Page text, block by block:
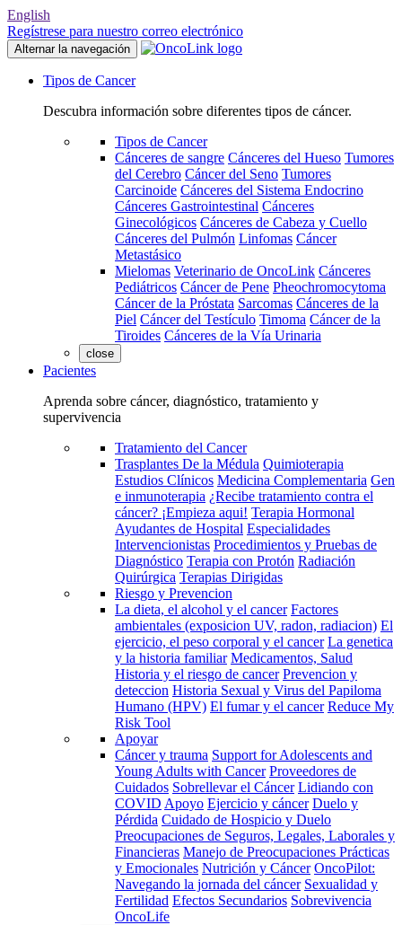
English
Regístrese para nuestro correo electrónico
Alternar la navegación
Tipos de Cancer
Descubra información sobre diferentes tipos de cáncer.
Tipos de Cancer
Cánceres de sangre Cánceres del Hueso Tumores
del Cerebro Cáncer del Seno Tumores
Carcinoide Cánceres del Sistema Endocrino
Cánceres Gastrointestinal Cánceres
Ginecológicos Cánceres de Cabeza y Cuello
Cánceres del Pulmón Linfomas Cáncer
Metastásico
Mielomas Veterinario de OncoLink Cánceres
Pediátricos Cáncer de Pene Pheochromocytoma
Cáncer de la Próstata Sarcomas Cánceres de la
Piel Cáncer del Testículo Timoma Cáncer de la
Tiroides Cánceres de la Vía Urinaria
close
Pacientes
Aprenda sobre cáncer, diagnóstico, tratamiento y
supervivencia
Tratamiento del Cancer
Trasplantes De la Médula Quimioterapia
Estudios Clínicos Medicina Complementaria Gen
e inmunoterapia ¿Recibe tratamiento contra el
cáncer? ¡Empieza aqui! Terapia Hormonal
Ayudantes de Hospital Especialidades
Intervencionistas Procedimientos y Pruebas de
Diagnóstico Terapia con Protón Radiación
Quirúrgica Terapias Dirigidas
Riesgo y Prevencion
La dieta, el alcohol y el cancer Factores
ambientales (exposicion UV, radon, radiacion) El
ejercicio, el peso corporal y el cancer La genetica
y la historia familiar Medicamentos, Salud
Historia y el riesgo de cancer Prevencion y
deteccion Historia Sexual y Virus del Papiloma
Humano (HPV) El fumar y el cancer Reduce My
Risk Tool
Apoyar
Cáncer y trauma Support for Adolescents and
Young Adults with Cancer Proveedores de
Cuidados Sobrellevar el Cáncer Lidiando con
COVID Apoyo Ejercicio y cáncer Duelo y
Pérdida Cuidado de Hospicio y Duelo
Preocupaciones de Seguros, Legales, Laborales y
Financieras Manejo de Preocupaciones Prácticas
y Emocionales Nutrición y Cáncer OncoPilot:
Navegando la jornada del cáncer Sexualidad y
Fertilidad Efectos Secundarios Sobrevivencia
OncoLife